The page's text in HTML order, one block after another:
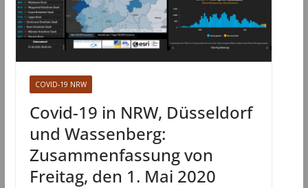
COVID-19 NRW
Covid-19 in NRW, Düsseldorf
und Wassenberg:
Zusammenfassung von
Freitag, den 1. Mai 2020